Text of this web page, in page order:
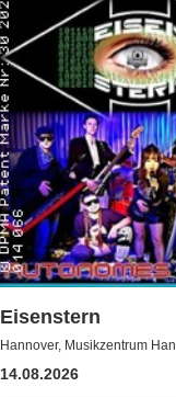
Eisenstern
Hannover, Musikzentrum
14.08.2026